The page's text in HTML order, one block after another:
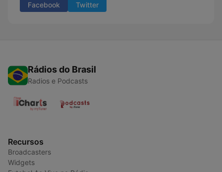
Facebook Twitter
Rádios do Brasil
Radios e Podcasts
Recursos
Broadcasters
Widgets